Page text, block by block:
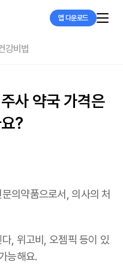
앱 다운로드
강비법
사 약국 가격은
?
의약품으로서, 의사의 처
, 위고비, 오젬픽 등이 있
능해요.